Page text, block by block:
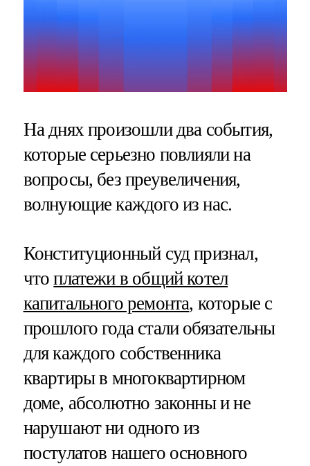
На днях произошли два события,
которые серьезно повлияли на
вопросы, без преувеличения,
волнующие каждого из нас.
Конституционный суд признал,
чтоплатежи в общий котел
капитального ремонта, которые с
прошлого года стали обязательны
для каждого собственника
квартиры в многоквартирном
доме, абсолютно законны и не
нарушают ни одного из
постулатов нашего основного